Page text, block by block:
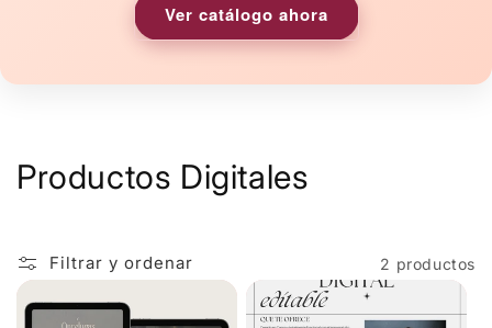
Ver catálogo ahora
C
l
e
Productos Digitales
Filtrar y ordenar 2 productos